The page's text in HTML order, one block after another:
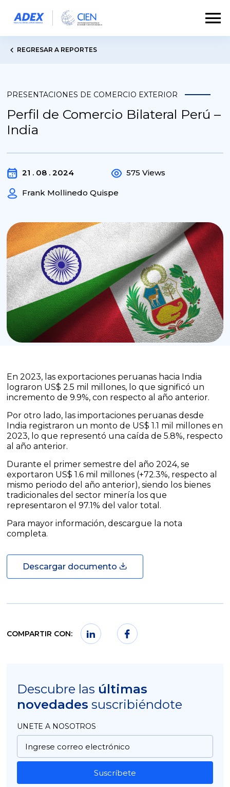
REGRESAR A REPORTES
PRESENTACIONES DE COMERCIO EXTERIOR
Perfil de Comercio Bilateral Perú –
India
21 . 08 . 2024
Frank Mollinedo Quispe
575 Views
En 2023, las exportaciones peruanas hacia India
lograron US$ 2.5 mil millones, lo que significó un
incremento de 9.9%, con respecto al año anterior.
Por otro lado, las importaciones peruanas desde
India registraron un monto de US$ 1.1 mil millones en
2023, lo que representó una caída de 5.8%, respecto
al año anterior.
Durante el primer semestre del año 2024, se
exportaron US$ 1.6 mil millones (+72.3%, respecto al
mismo periodo del año anterior), siendo los bienes
tradicionales del sector minería los que
representaron el 97.1% del valor total.
Para mayor información, descargue la nota
completa.
Descargar documento
COMPARTIR CON:
Descubre las últimas
novedades suscribiéndote
UNETE A NOSOTROS
Suscríbete